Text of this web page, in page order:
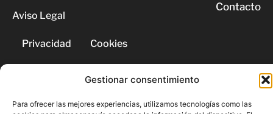
Gestionar consentimiento
Para ofrecer las mejores experiencias, utilizamos tecnologías como las
Aviso Legal
Privacidad Cookies
Contacto
© 2026 | Todos los derechos